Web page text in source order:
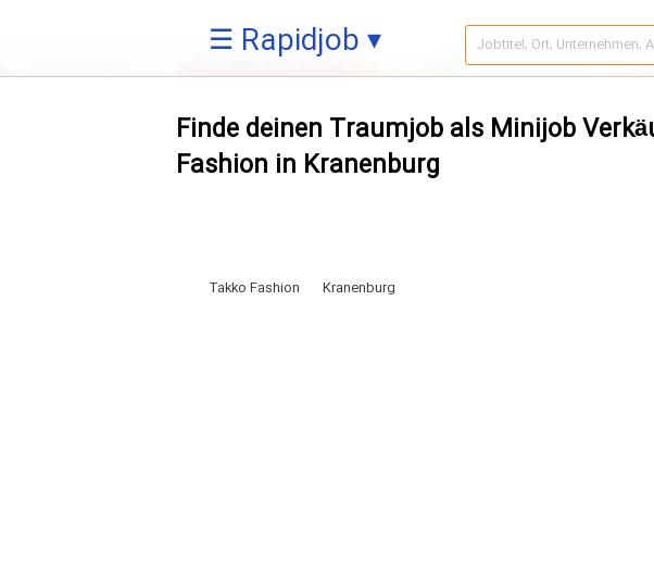
☰ Rapidjob ▾
Finde deinen Traumjob als Minijob
Fashion in Kranenburg
Takko Fashion Kranenburg